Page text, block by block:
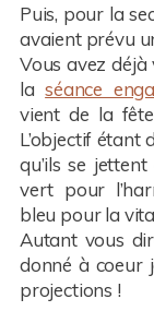
Puis, pour la
avaient prévu
Vous avez déjà
laséance
vient de la
L’objectif étant
qu’ils se
vert pour
bleu pour la
Autant vous
donné à coeur
projections !